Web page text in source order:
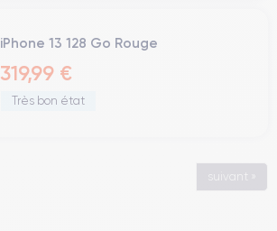
iPhone 13 128 Go Rouge
319,99 €
Très bon état
suivant »